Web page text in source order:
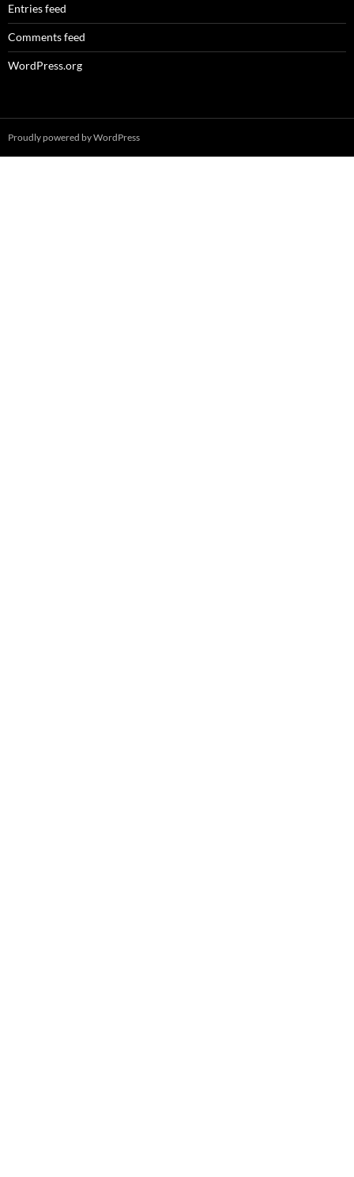
Entries feed
Comments feed
WordPress.org
Proudly powered by WordPress